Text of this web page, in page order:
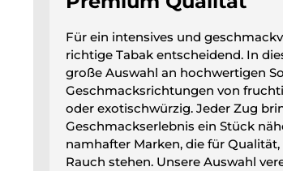
Für ein intensives und
richtige Tabak entscheidend. In
große Auswahl an hochwertigen
Geschmacksrichtungen von
oder exotischwürzig. Jeder Zug
Geschmackserlebnis ein Stück
namhafter Marken, die für
Rauch stehen. Unsere Auswahl